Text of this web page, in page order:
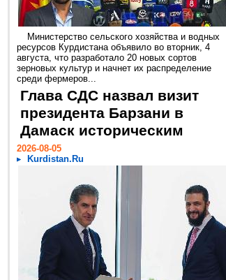
Министерство сельского хозяйства и водных
ресурсов Курдистана объявило во вторник, 4
августа, что разработало 20 новых сортов
зерновых культур и начнет их распределение
среди фермеров...
Глава СДС назвал визит
президента Барзани в
Дамаск историческим
2026-08-05
Kurdistan.Ru